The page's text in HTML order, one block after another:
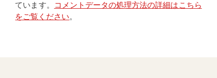
ています。
コメントデータの処理方法の詳細はこちら
をご覧ください。